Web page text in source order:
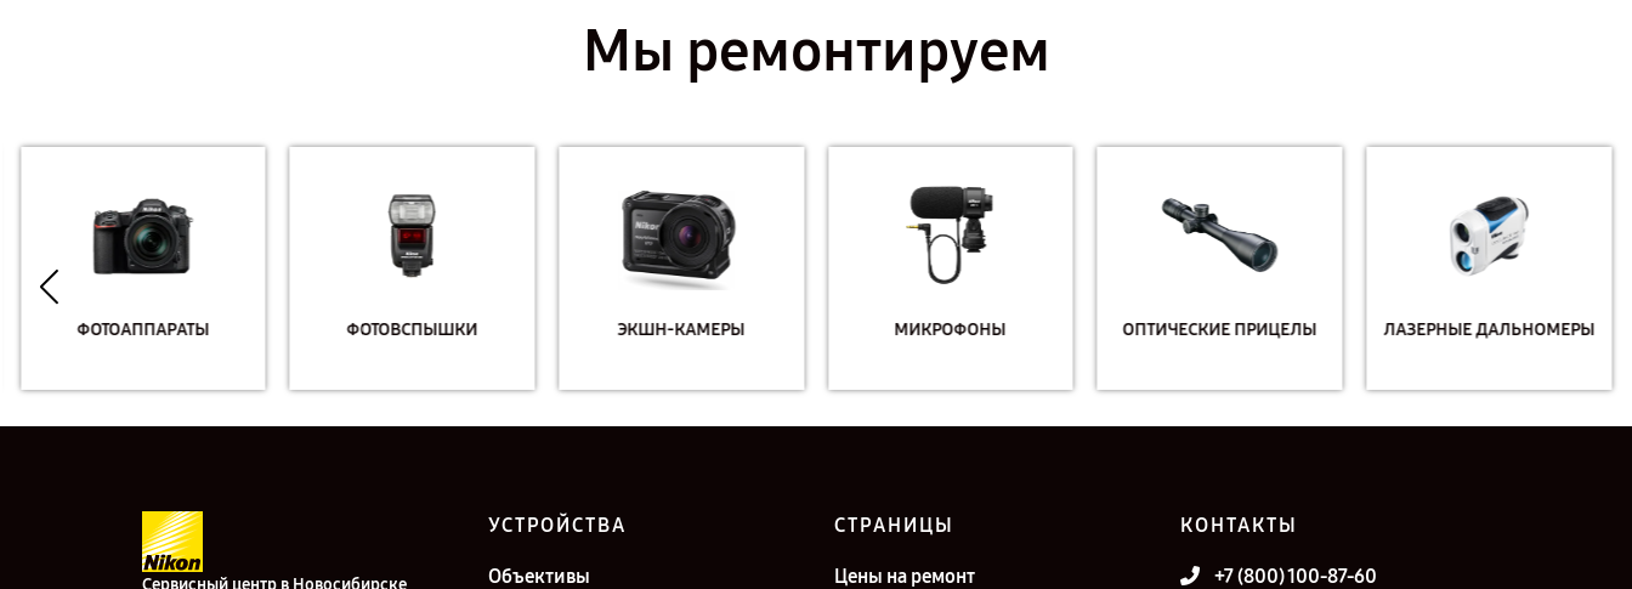
Мы ремонтируем
ФОТОАППАРАТЫ ФОТОВСПЫШКИ ЭКШН-КАМЕРЫ МИКРОФОНЫ ОПТИЧЕСКИЕ ПРИЦЕЛЫ ЛАЗЕРНЫЕ ДАЛЬНОМЕРЫ
Сервисный центр в Новосибирске
УСТРОЙСТВА
Объективы
СТРАНИЦЫ
Цены на ремонт
КОНТАКТЫ
+7 (800) 100-87-60